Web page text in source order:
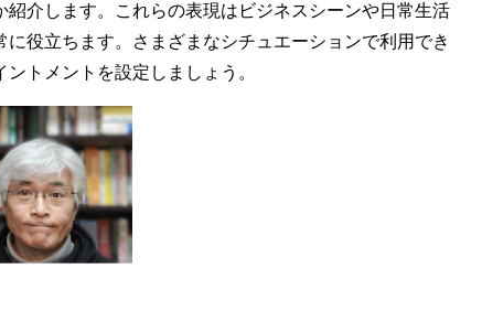
介します。これらの表現はビジネスシーンや日常生活
役立ちます。さまざまなシチュエーションで利用でき
トメントを設定しましょう。